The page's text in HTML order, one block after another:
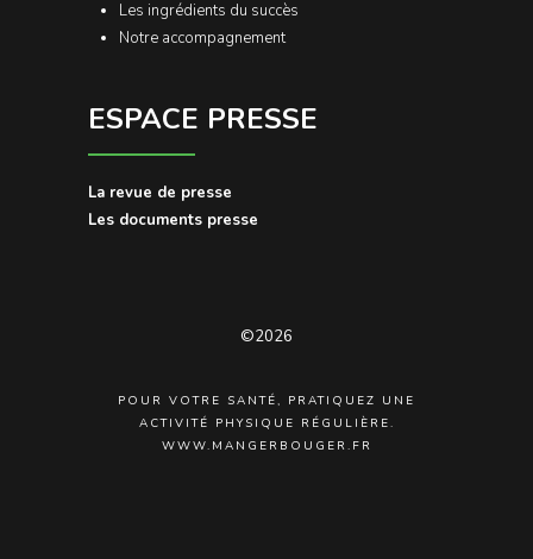
Les ingrédients du succès
Notre accompagnement
ESPACE PRESSE
La revue de presse
Les documents presse
©2026
POUR VOTRE SANTÉ, PRATIQUEZ UNE
ACTIVITÉ PHYSIQUE RÉGULIÈRE.
WWW.MANGERBOUGER.FR